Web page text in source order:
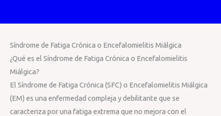
Síndrome de Fatiga Crónica o Encefalomielitis Miálgica
¿Qué es el Síndrome de Fatiga Crónica o Encefalomielitis
Miálgica?
El Síndrome de Fatiga Crónica (SFC) o Encefalomielitis Miálgica
(EM) es una enfermedad compleja y debilitante que se
caracteriza por una fatiga extrema que no mejora con el